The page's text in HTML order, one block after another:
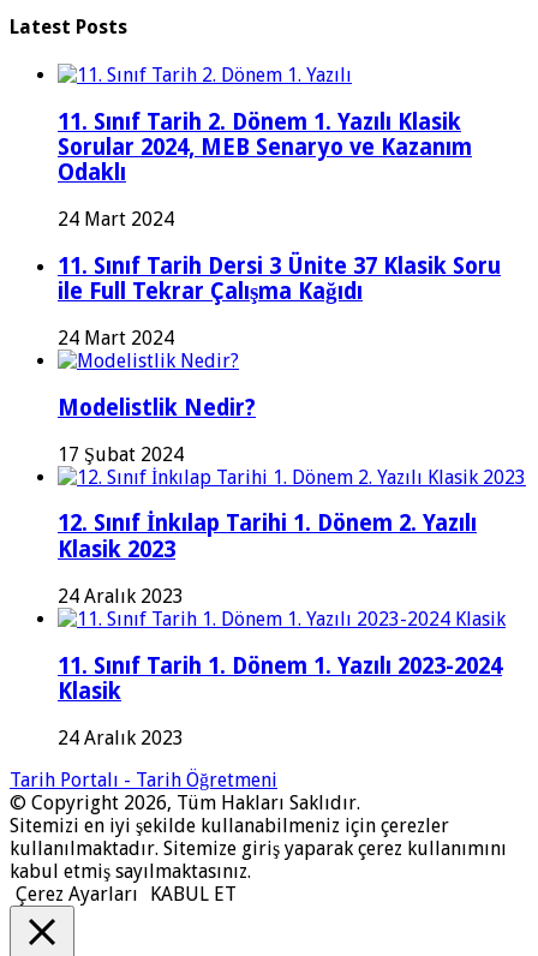
Latest Posts
11. Sınıf Tarih 2. Dönem 1. Yazılı Klasik
Sorular 2024, MEB Senaryo ve Kazanım
Odaklı
24 Mart 2024
11. Sınıf Tarih Dersi 3 Ünite 37 Klasik Soru
ile Full Tekrar Çalışma Kağıdı
24 Mart 2024
Modelistlik Nedir?
17 Şubat 2024
12. Sınıf İnkılap Tarihi 1. Dönem 2. Yazılı
Klasik 2023
24 Aralık 2023
11. Sınıf Tarih 1. Dönem 1. Yazılı 2023-2024
Klasik
24 Aralık 2023
Tarih Portalı - Tarih Öğretmeni
© Copyright 2026, Tüm Hakları Saklıdır.
Sitemizi en iyi şekilde kullanabilmeniz için çerezler
kullanılmaktadır. Sitemize giriş yaparak çerez kullanımını
kabul etmiş sayılmaktasınız.
Çerez Ayarları
KABUL ET